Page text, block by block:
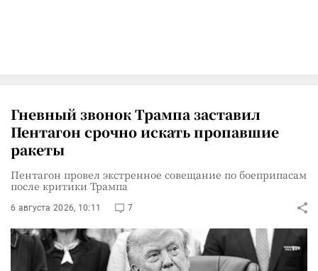
Гневный звонок Трампа заставил
Пентагон срочно искать пропавшие
ракеты
Пентагон провел экстренное совещание по боеприпасам
после критики Трампа
6 августа 2026, 10:11 7